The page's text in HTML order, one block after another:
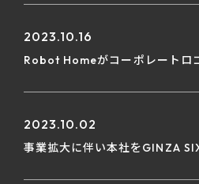
2023.10.16
Robot Homeがコーポレートロ
2023.10.02
事業拡大に伴い本社をGINZA